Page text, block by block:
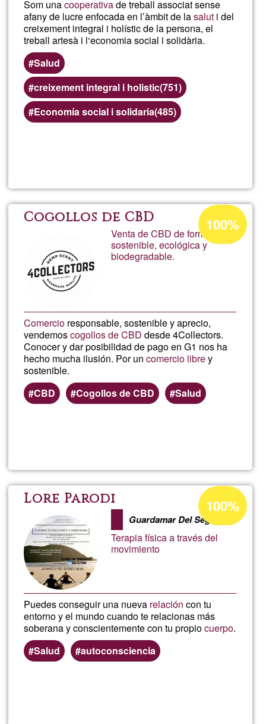
Som unacooperativade treball associat sense
afany de lucre enfocada en l’àmbit de lasalut i del
creixement integral i holístic de la persona, el
treball artesà i l‘economia social i solidària.
Salud
creixement integral i holistic(751)
Economía social i solidaria(485)
SCCL
Cogollos de CBD
Venta de CBD de forma
sostenible, ecológica y
biodegradable.
Comercio responsable, sostenible y aprecio,
vendemoscogollos de CBD desde 4Collectors.
Conocer y dar posibilidad de pago en G1 nos ha
hecho mucha ilusión. Por uncomercio librey
sostenible.
CBD
Cogollos de CBD Salud
Acceptance
percentage
of
100%
de
CBD
Lore Parodi
Guardamar Del Segura
Terapia física a través del
movimiento
Puedes conseguir una nueva relación con tu
entorno y el mundo cuando te relacionas más
soberana y conscientemente con tu propiocuerpo.
Salud
autoconsciencia
Acceptance
percentage
of
Ğ1
100%